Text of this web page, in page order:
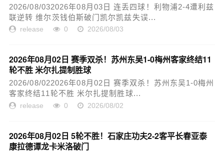
2026/08/032026年08月03日 连丢四球！利物浦2-4遭利兹
联逆转 维尔茨钱伯斯破门凯尔凯兹失误...
release 0 2026/08/03
2026年08月02日 赛季双杀！苏州东吴1-0梅州客家终结11
轮不胜 米尔扎提制胜球
2026/08/022026年08月02日 赛季双杀！苏州东吴1-0梅州
客家终结11轮不胜 米尔扎提制胜球...
release 0 2026/08/02
2026年08月02日 5轮不胜！石家庄功夫2-2客平长春亚泰
康拉德谭龙卡米洛破门